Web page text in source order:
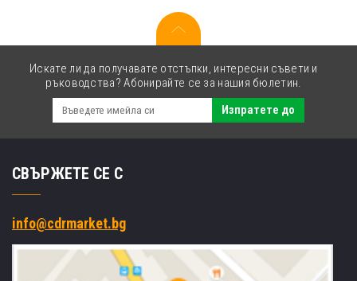
Искате ли да получавате отстъпки, интересни съвети и
ръководства? Абонирайте се за нашия бюлетин.
Изпратете до
СВЪРЖЕТЕ СЕ С
info@cdrmarket.bg